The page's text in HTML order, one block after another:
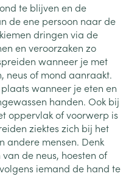
te blijven en de
de ene persoon naar de
dringen via de
en veroorzaken zo
wanneer je met
neus of mond aanraakt.
wanneer je eten en
handen. Ook bij
oppervlak of voorwerp is
ziektes zich bij het
andere mensen. Denk
de neus, hoesten of
iemand de hand te